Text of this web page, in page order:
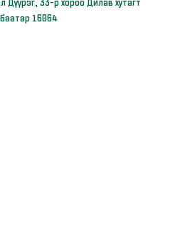
Дүүрэг, 33-р хороо Дилав хутагт
16064